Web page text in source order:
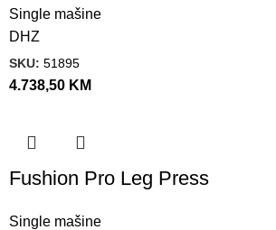
Single mašine
DHZ
SKU: 51895
4.738,50 KM
Fushion Pro Leg Press
Single mašine